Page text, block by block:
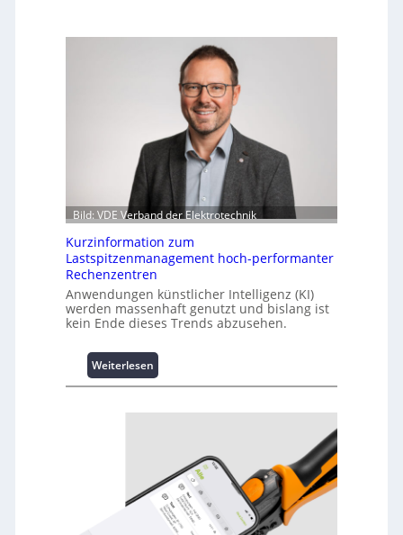
Bild: VDE Verband der Elektrotechnik
Kurzinformation zum
Lastspitzenmanagement hoch-performanter
Rechenzentren
Anwendungen künstlicher Intelligenz (KI)
werden massenhaft genutzt und bislang ist
kein Ende dieses Trends abzusehen.
Weiterlesen:
K
r
f